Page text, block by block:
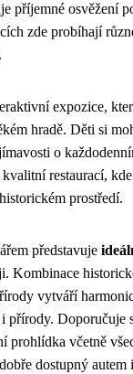
příjemné osvěžení
zde probíhají
expozice,
hradě. Děti si
o
restaurací,
prostředí.
představuje
Kombinace
vytváří
přírody. Doporučuje
prohlídka včetně
dostupný autem i